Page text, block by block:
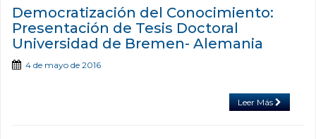
Democratización del Conocimiento:
Presentación de Tesis Doctoral
Universidad de Bremen- Alemania
4 de mayo de 2016
Leer Más